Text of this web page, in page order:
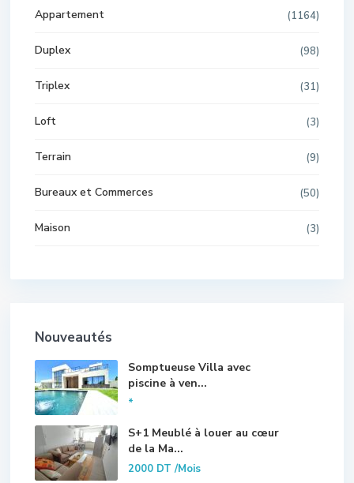
Appartement (1164)
Duplex (98)
Triplex (31)
Loft (3)
Terrain (9)
Bureaux et Commerces (50)
Maison (3)
Nouveautés
Somptueuse Villa avec
piscine à ven...
*
S+1 Meublé à louer au cœur
de la Ma...
2000 DT/Mois